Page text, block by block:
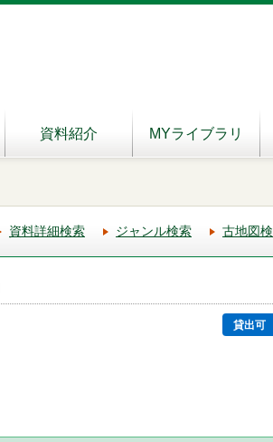
資料紹介 MYライブラリ
資料詳細検索 ジャンル検索 古地図
貸出可